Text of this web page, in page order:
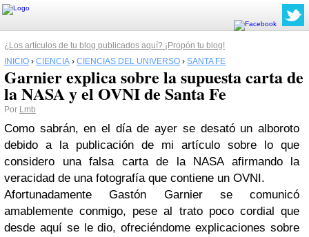
¿Los artículos de tu blog publicados aquí? ¡Propón tu blog!
INICIO › CIENCIA › CIENCIAS DEL UNIVERSO › SANTA FE
Garnier explica sobre la supuesta carta de
la NASA y el OVNI de Santa Fe
Por Lmb
Como sabrán, en el día de ayer se desató un alboroto
debido a la publicación de mi artículo sobre lo que
considero una falsa carta de la NASA afirmando la
veracidad de una fotografía que contiene un OVNI.
Afortunadamente Gastón Garnier se comunicó
amablemente conmigo, pese al trato poco cordial que
desde aquí se le dio, ofreciéndome explicaciones sobre